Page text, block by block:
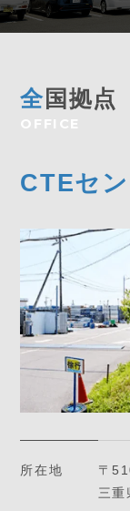
全国拠点
CTEセ
所在地
〒
三